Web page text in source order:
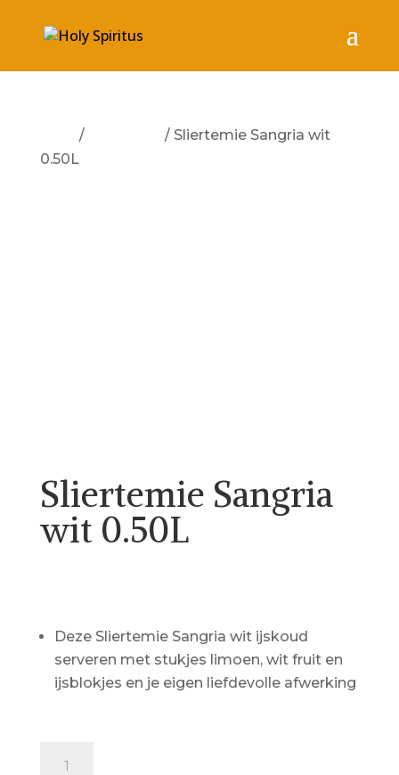
/
/ Sliertemie Sangria wit
0.50L
Sliertemie Sangria
wit 0.50L
Deze Sliertemie Sangria wit ijskoud
serveren met stukjes limoen, wit fruit en
ijsblokjes en je eigen liefdevolle afwerking